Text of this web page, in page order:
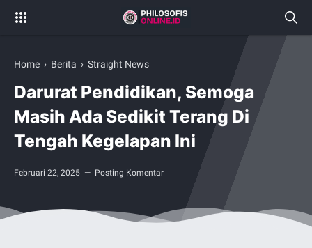
Home › Berita › Straight News
Darurat Pendidikan, Semoga
Masih Ada Sedikit Terang Di
Tengah Kegelapan Ini
Februari 22, 2025 Posting Komentar